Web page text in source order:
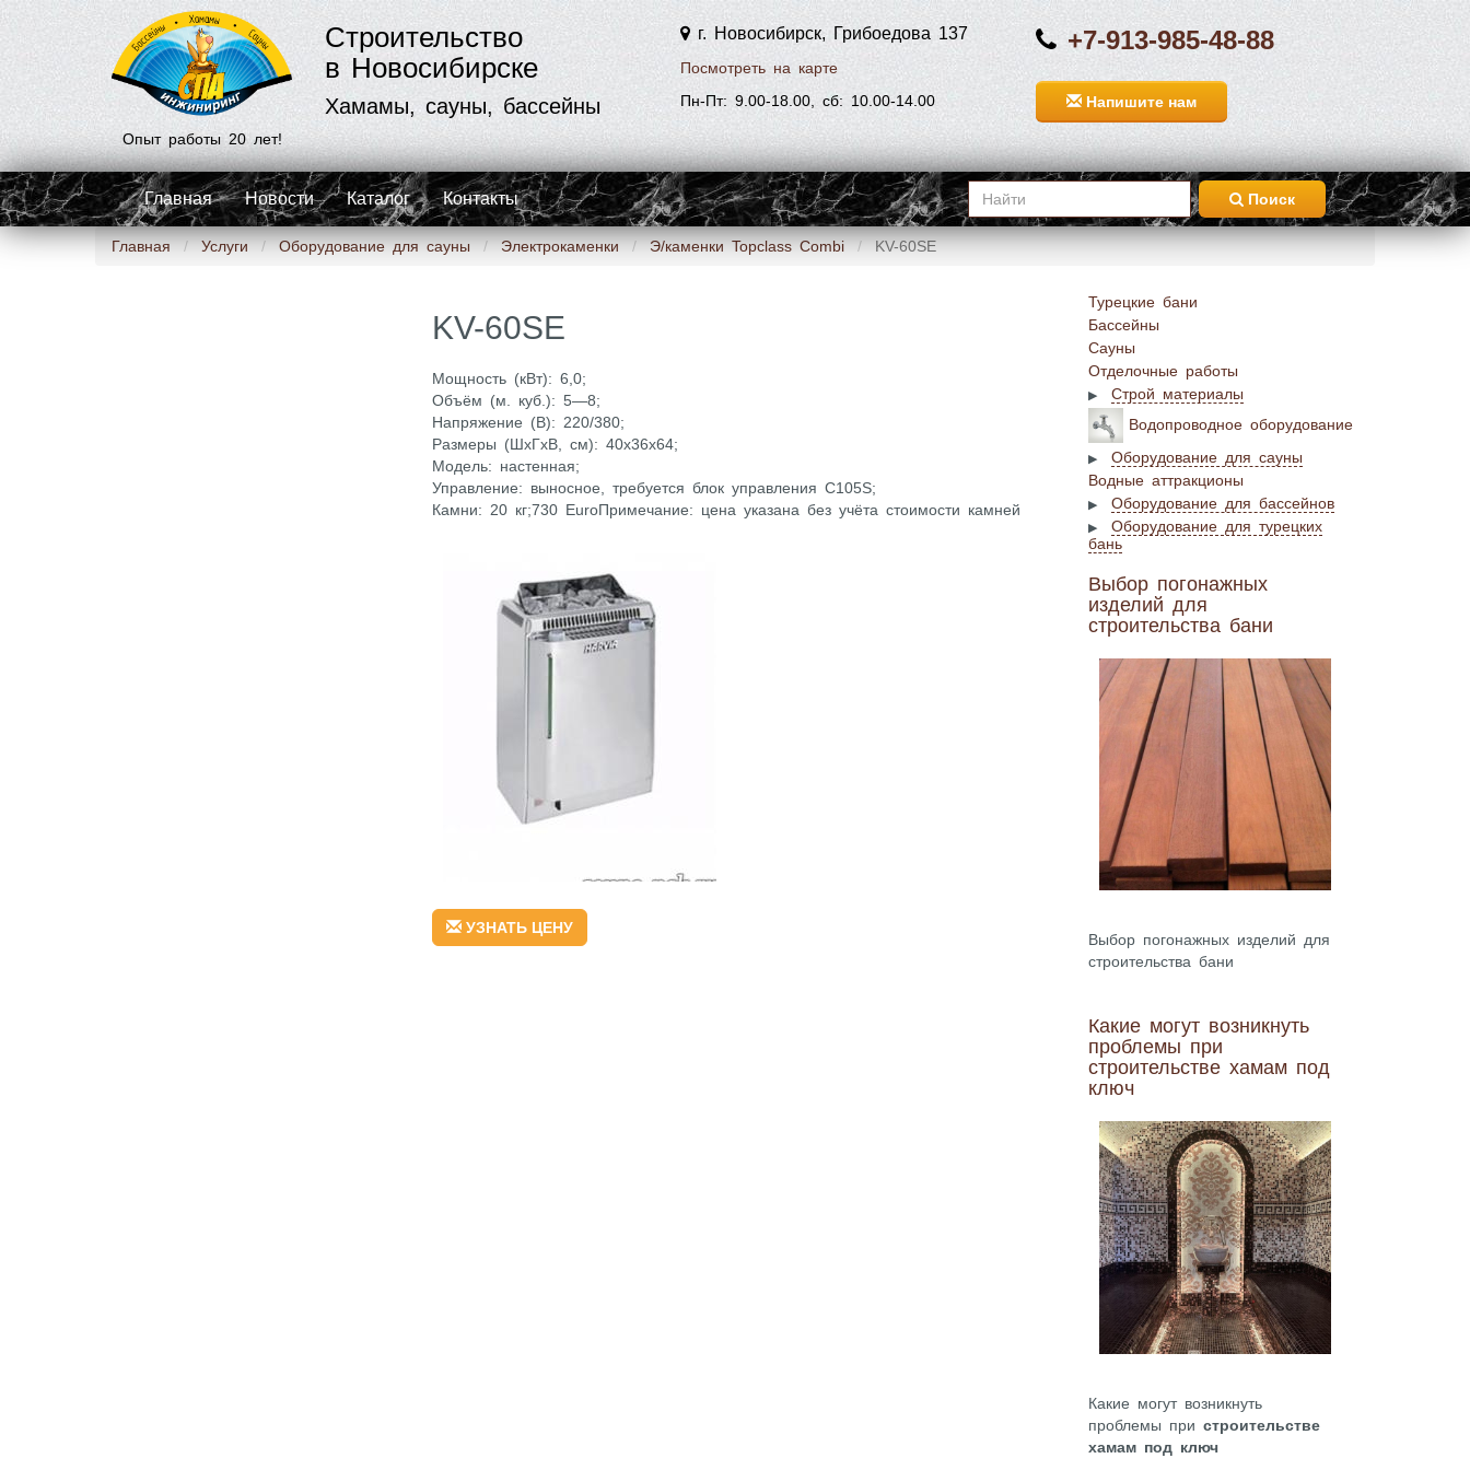
Опыт работы 20 лет!
Строительство
в Новосибирске
Хамамы, сауны, бассейны
г. Новосибирск, Грибоедова 137
Посмотреть на карте
Пн-Пт: 9.00-18.00, сб: 10.00-14.00
+7-913-985-48-88
Напишите нам
Главная Новости Каталог Контакты Поиск
Главная Услуги Оборудование для сауны Электрокаменки Э/каменки Topclass Combi KV-60SE
KV-60SE
Мощность (кВт): 6,0;
Объём (м. куб.): 5—8;
Напряжение (В): 220/380;
Размеры (ШxГxВ, см): 40x36x64;
Модель: настенная;
Управление: выносное, требуется блок управления C105S;
Камни: 20 кг;730 EuroПримечание: цена указана без учёта стоимости камней
УЗНАТЬ ЦЕНУ
Турецкие бани
Бассейны
Сауны
Отделочные работы
Строй материалы
Водопроводное оборудование
Оборудование для сауны
Водные аттракционы
Оборудование для бассейнов
Оборудование для турецких
бань
Выбор погонажных
изделий для
строительства бани
Выбор погонажных изделий для
строительства бани
Какие могут возникнуть
проблемы при
строительстве хамам под
ключ
Какие могут возникнуть
проблемы при строительстве
хамам под ключ